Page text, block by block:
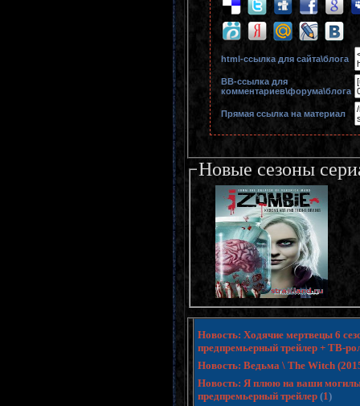
html-cсылка для сайта\блога
BB-cсылка для
комментариев\форума\блога
Прямая ссылка на материал
Новые сезоны
Новость: Ходячие мертвецы 6
предпремьерный трейлер + ТВ-
Новость: Ведьма \ The Witch
Новость: Я плюю на ваши
предпремьерный трейлер (1)